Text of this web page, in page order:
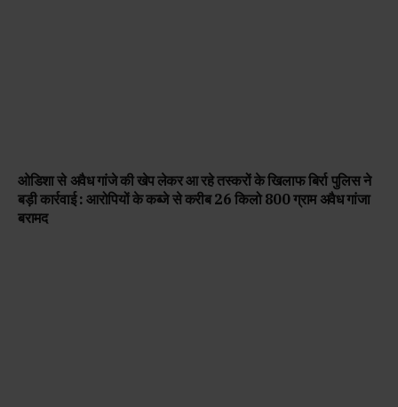
ओडिशा से अवैध गांजे की खेप लेकर आ रहे तस्करों के खिलाफ बिर्रा पुलिस ने
बड़ी कार्रवाई : आरोपियों के कब्जे से करीब 26 किलो 800 ग्राम अवैध गांजा
बरामद